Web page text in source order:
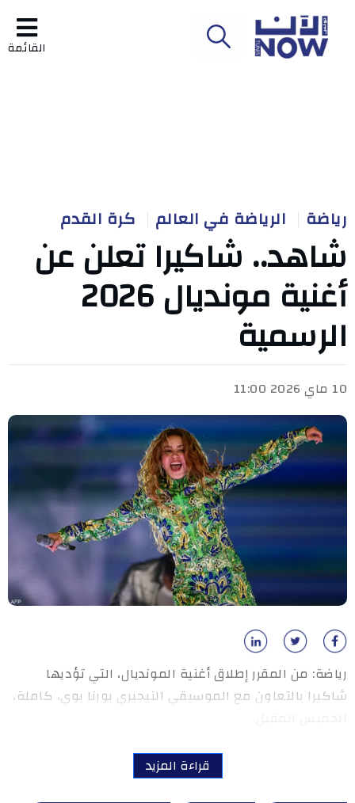
القائمة
رياضة الرياضة في العالم كرة القدم
شاهد.. شاكيرا تعلن عن
أغنية مونديال 2026
الرسمية
10 ماي 2026 11:00
رياضة: من المقرر إطلاق أغنية المونديال، التي تؤديها
شاكيرا بالتعاون مع الموسيقي النيجيري بورنا بوي، كاملة،
قراءة المزيد